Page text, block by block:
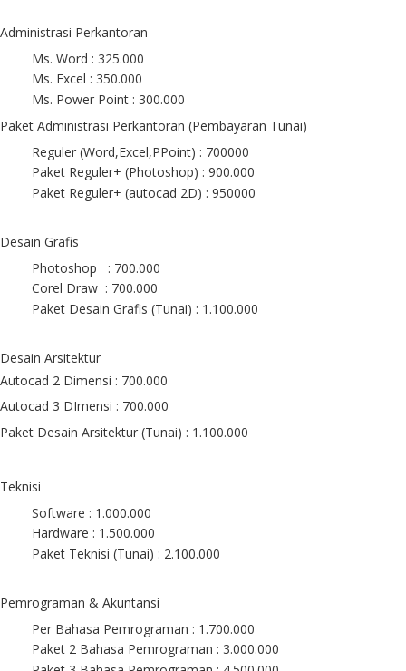
Administrasi Perkantoran
Ms. Word : 325.000
Ms. Excel : 350.000
Ms. Power Point : 300.000
Paket Administrasi Perkantoran (Pembayaran Tunai)
Reguler (Word,Excel,PPoint) : 700000
Paket Reguler+ (Photoshop) : 900.000
Paket Reguler+ (autocad 2D) : 950000
Desain Grafis
Photoshop : 700.000
Corel Draw : 700.000
Paket Desain Grafis (Tunai) : 1.100.000
Desain Arsitektur
Autocad 2 Dimensi : 700.000
Autocad 3 DImensi : 700.000
Paket Desain Arsitektur (Tunai) : 1.100.000
Teknisi
Software : 1.000.000
Hardware : 1.500.000
Paket Teknisi (Tunai) : 2.100.000
Pemrograman & Akuntansi
Per Bahasa Pemrograman : 1.700.000
Paket 2 Bahasa Pemrograman : 3.000.000